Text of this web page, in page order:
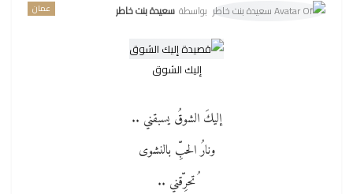
عمان بواسطة سعيدة بنت خاطر
إليك الشوق
إليكَ الشوقُ يسبقني ..
ونارُ الحبِّ بالنشوى
ُتحرِّقني ..